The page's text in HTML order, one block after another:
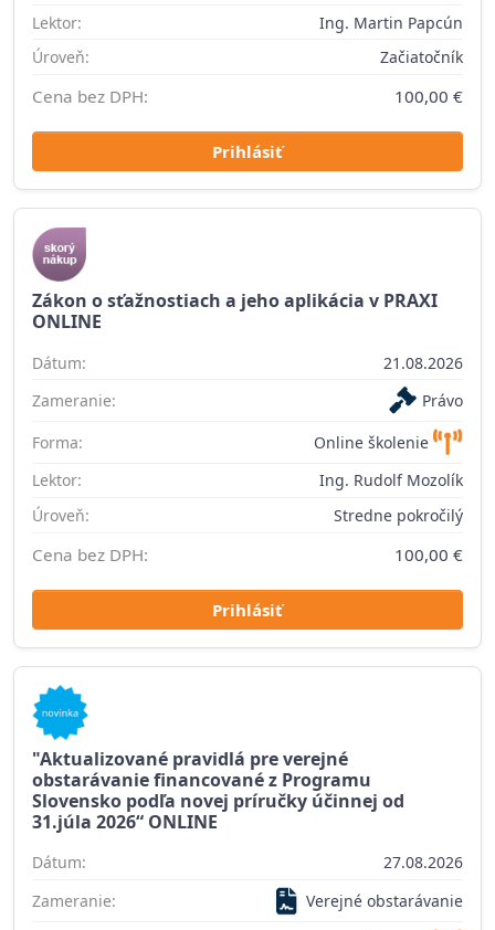
Lektor:
Ing. Martin Papcún
Úroveň:
Začiatočník
Cena bez DPH: 100,00 €
Prihlásiť
Zákon o sťažnostiach a jeho aplikácia v PRAXI
ONLINE
Dátum:
21.08.2026
Zameranie:
Právo
Forma:
Online školenie
Lektor:
Ing. Rudolf Mozolík
Úroveň:
Stredne pokročilý
Cena bez DPH: 100,00 €
Prihlásiť
"Aktualizované pravidlá pre verejné
obstarávanie financované z Programu
Slovensko podľa novej príručky účinnej od
31.júla 2026“ ONLINE
Dátum:
27.08.2026
Zameranie:
Verejné obstarávanie